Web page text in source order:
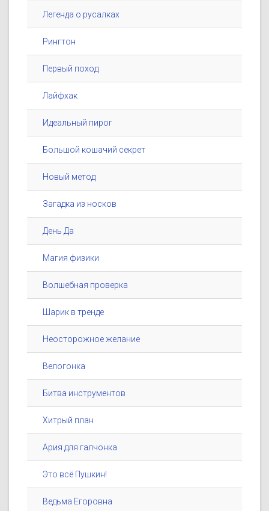
Легенда о русалках
Рингтон
Первый поход
Лайфхак
Идеальный пирог
Большой кошачий секрет
Новый метод
Загадка из носков
День Да
Магия физики
Волшебная проверка
Шарик в тренде
Неосторожное желание
Велогонка
Битва инструментов
Хитрый план
Ария для галчонка
Это всё Пушкин!
Ведьма Егоровна